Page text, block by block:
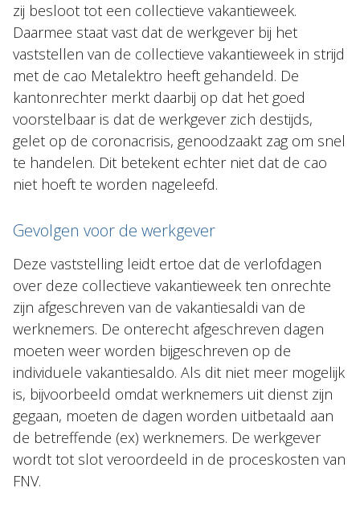
zij besloot tot een collectieve vakantieweek.
Daarmee staat vast dat de werkgever bij het
vaststellen van de collectieve vakantieweek in strijd
met de cao Metalektro heeft gehandeld. De
kantonrechter merkt daarbij op dat het goed
voorstelbaar is dat de werkgever zich destijds,
gelet op de coronacrisis, genoodzaakt zag om snel
te handelen. Dit betekent echter niet dat de cao
niet hoeft te worden nageleefd.
Gevolgen voor de werkgever
Deze vaststelling leidt ertoe dat de verlofdagen
over deze collectieve vakantieweek ten onrechte
zijn afgeschreven van de vakantiesaldi van de
werknemers. De onterecht afgeschreven dagen
moeten weer worden bijgeschreven op de
individuele vakantiesaldo. Als dit niet meer mogelijk
is, bijvoorbeeld omdat werknemers uit dienst zijn
gegaan, moeten de dagen worden uitbetaald aan
de betreffende (ex) werknemers. De werkgever
wordt tot slot veroordeeld in de proceskosten van
FNV.